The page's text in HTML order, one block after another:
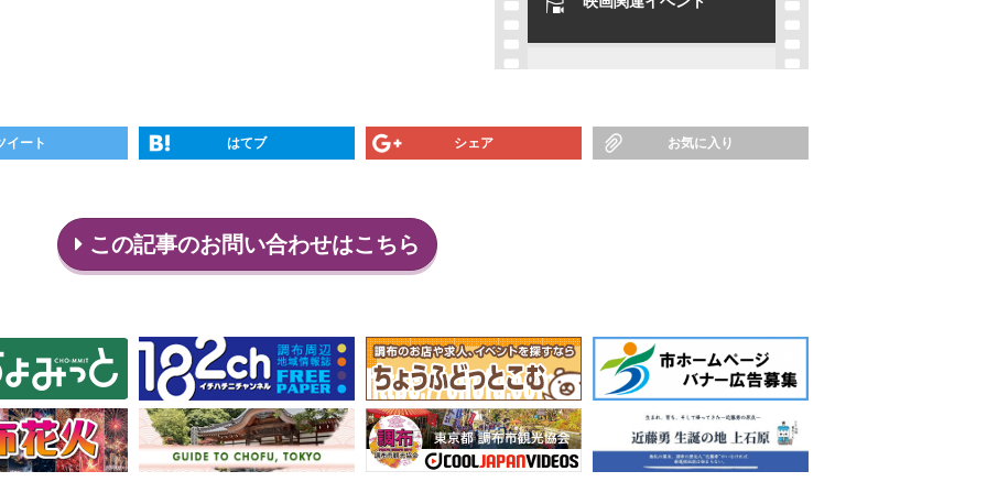
イート はてブ シェア お気に入り
この記事のお問い合わせはこちら